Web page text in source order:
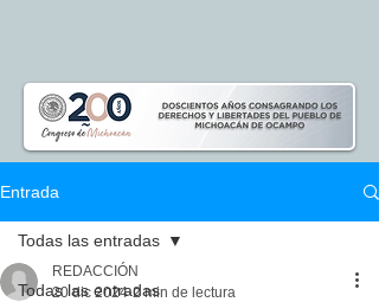
Entrada
Todas las entradas
Todas las entradas
REDACCIÓN
20 dic 2024 2 min de lectura